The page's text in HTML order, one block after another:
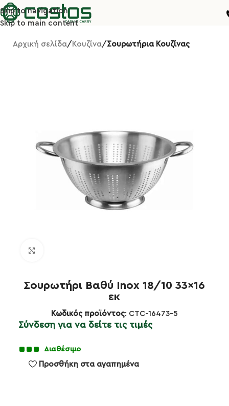
Skip to navigation
Skip to main content
Αρχική σελίδα Κουζίνα Σουρωτήρια Κουζίνας
Σουρωτήρι Βαθύ Inox 18/10 33×16
εκ
Κωδικός προϊόντος: CTC-16473-5
Σύνδεση για να δείτε τις τιμές
Διαθέσιμο
Προσθήκη στα αγαπημένα